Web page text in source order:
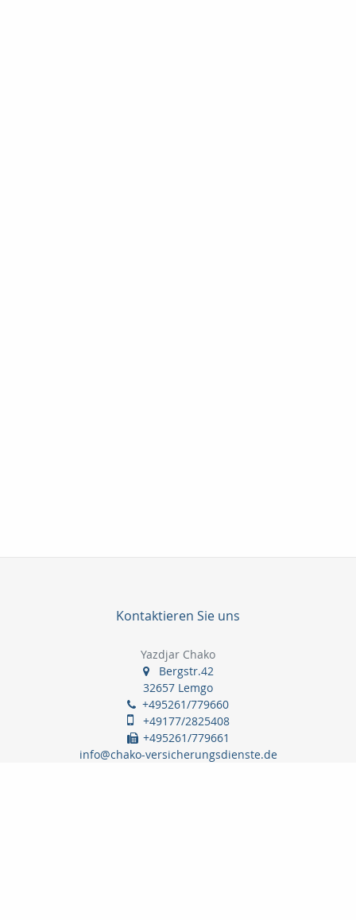
Kontaktieren Sie uns
Yazdjar Chako
Bergstr.42
32657 Lemgo
+495261/779660
+49177/2825408
+495261/779661
info@chako-versicherungsdienste.de